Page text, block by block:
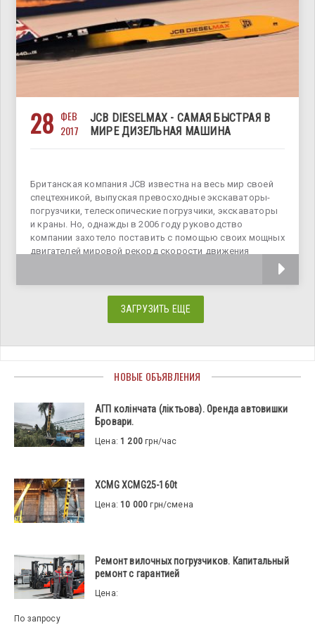
28 ФЕВ
2017
JCB DIESELMAX - САМАЯ БЫСТРАЯ В
МИРЕ ДИЗЕЛЬНАЯ МАШИНА
Британская компания JCB известна на весь мир своей
спецтехникой, выпуская превосходные экскаваторы-
погрузчики, телескопические погрузчики, экскаваторы
и краны. Но, однажды в 2006 году руководство
компании захотело поставить с помощью своих мощных
двигателей мировой рекорд скорости движения
ЗАГРУЗИТЬ ЕЩЕ
НОВЫЕ ОБЪЯВЛЕНИЯ
АГП колінчата (ліктьова). Оренда автовишки
Бровари.
Цена:1 200 грн/час
XCMG XCMG25-160t
Цена:10 000 грн/смена
Ремонт вилочных погрузчиков. Капитальный
ремонт с гарантией
Цена:
По запросу